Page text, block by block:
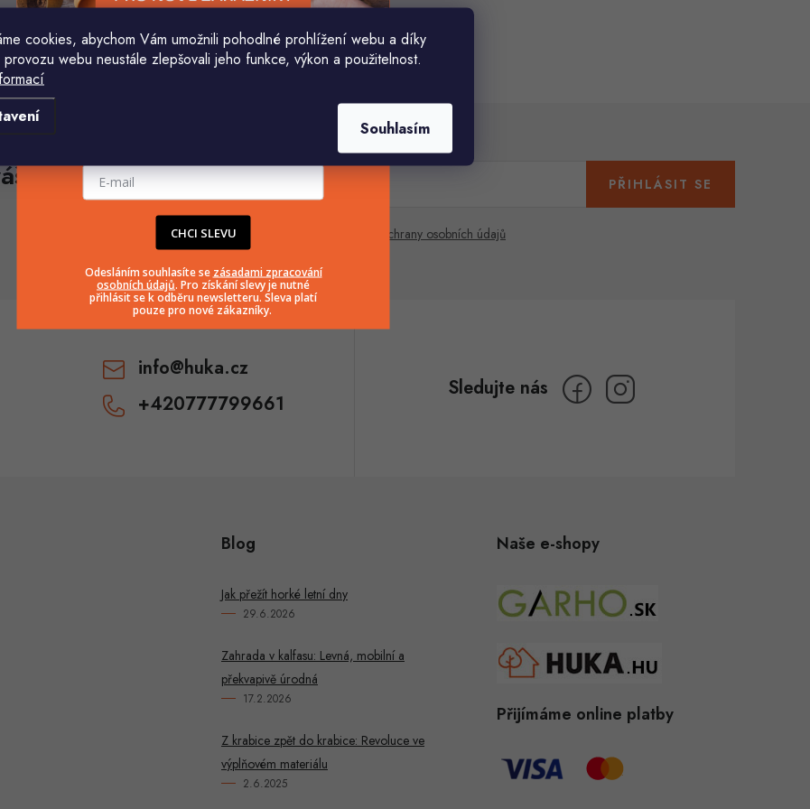
cookies, abychom Vám umožnili pohodlné prohlížení webu a díky
provozu webu neustále zlepšovali jeho funkce, výkon a použitelnost.
Souhlasím
e-mail
Vložením e-mailu souhlasíte s podmínkami ochrany osobních údajů
PŘIHLÁSIT SE
info@huka.cz
+420777799661
Blog
Jak přežít horké letní dny
29.6.2026
Zahrada v kalfasu: Levná, mobilní a
překvapivě úrodná
17.2.2026
Z krabice zpět do krabice: Revoluce ve
výplňovém materiálu
2.6.2025
Naše e-shopy
Přijímáme online platby
CHCI SLEVU
Odesláním souhlasíte se zásadami zpracování
osobních údajů. Pro získání slevy je nutné
přihlásit se k odběru newsletteru. Sleva platí
pouze pro nové zákazníky.